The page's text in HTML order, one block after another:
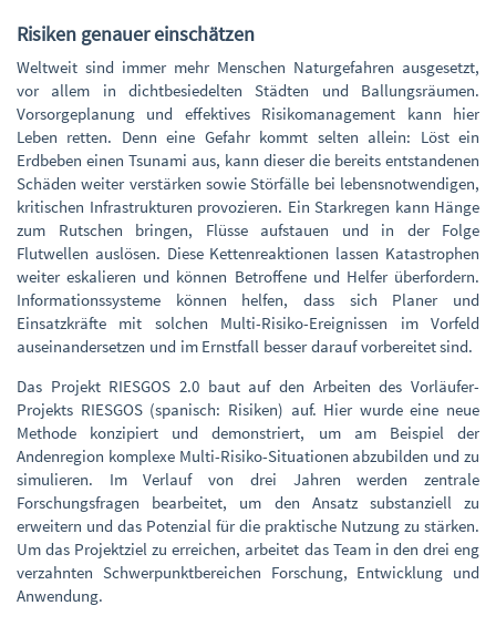
Risiken genauer einschätzen
Weltweit sind immer mehr Menschen Naturgefahren ausgesetzt,
vor allem in dichtbesiedelten Städten und Ballungsräumen.
Vorsorgeplanung und effektives Risikomanagement kann hier
Leben retten. Denn eine Gefahr kommt selten allein: Löst ein
Erdbeben einen Tsunami aus, kann dieser die bereits entstandenen
Schäden weiter verstärken sowie Störfälle bei lebensnotwendigen,
kritischen Infrastrukturen provozieren. Ein Starkregen kann Hänge
zum Rutschen bringen, Flüsse aufstauen und in der Folge
Flutwellen auslösen. Diese Kettenreaktionen lassen Katastrophen
weiter eskalieren und können Betroffene und Helfer überfordern.
Informationssysteme können helfen, dass sich Planer und
Einsatzkräfte mit solchen Multi-Risiko-Ereignissen im Vorfeld
auseinandersetzen und im Ernstfall besser darauf vorbereitet sind.
Das Projekt RIESGOS 2.0 baut auf den Arbeiten des Vorläufer-
Projekts RIESGOS (spanisch: Risiken) auf. Hier wurde eine neue
Methode konzipiert und demonstriert, um am Beispiel der
Andenregion komplexe Multi-Risiko-Situationen abzubilden und zu
simulieren. Im Verlauf von drei Jahren werden zentrale
Forschungsfragen bearbeitet, um den Ansatz substanziell zu
erweitern und das Potenzial für die praktische Nutzung zu stärken.
Um das Projektziel zu erreichen, arbeitet das Team in den drei eng
verzahnten Schwerpunktbereichen Forschung, Entwicklung und
Anwendung.